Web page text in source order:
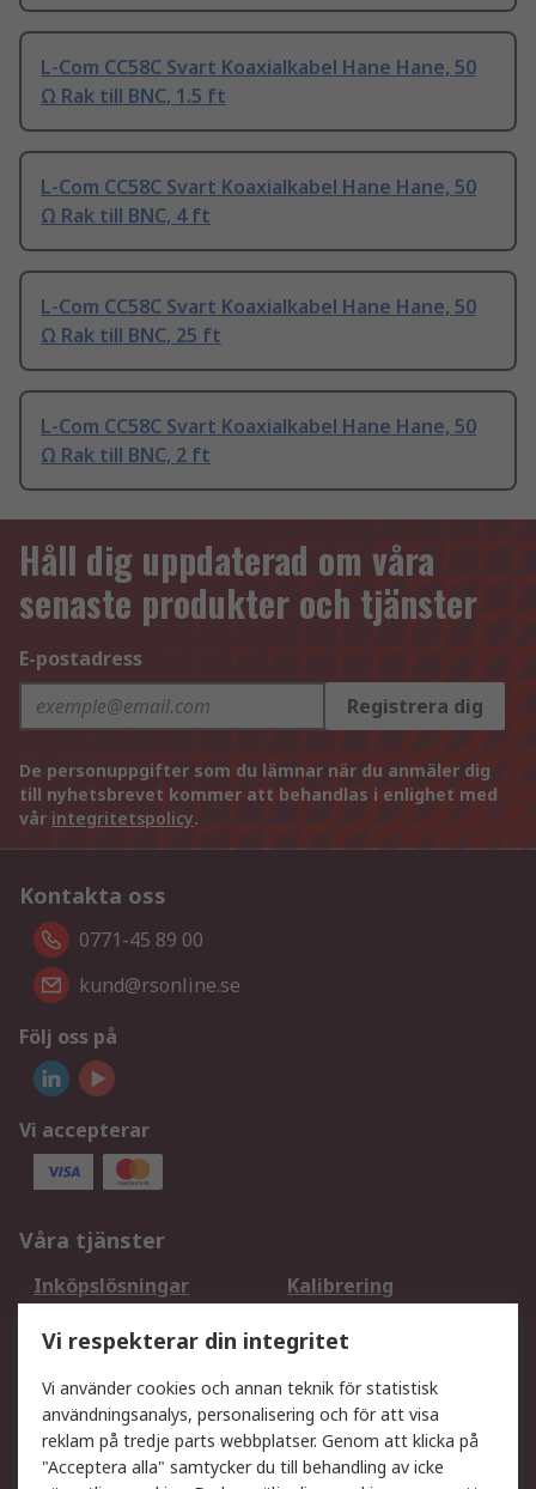
L-Com CC58C Svart Koaxialkabel Hane Hane, 50
Ω Rak till BNC, 1.5 ft
L-Com CC58C Svart Koaxialkabel Hane Hane, 50
Ω Rak till BNC, 4 ft
L-Com CC58C Svart Koaxialkabel Hane Hane, 50
Ω Rak till BNC, 25 ft
L-Com CC58C Svart Koaxialkabel Hane Hane, 50
Ω Rak till BNC, 2 ft
Håll dig uppdaterad om våra
senaste produkter och tjänster
E-postadress
Registrera dig
De personuppgifter som du lämnar när du anmäler dig
till nyhetsbrevet kommer att behandlas i enlighet med
vår integritetspolicy.
Kontakta oss
0771-45 89 00
kund@rsonline.se
Följ oss på
Vi accepterar
Våra tjänster
Inköpslösningar
Kalibrering
DesignSpark
Teknisk Support
Ditt lokala säljteam
Exportlösningar
Support
Vi respekterar din integritet
Vi använder cookies och annan teknik för statistisk
användningsanalys, personalisering och för att visa
reklam på tredje parts webbplatser. Genom att klicka på
"Acceptera alla" samtycker du till behandling av icke